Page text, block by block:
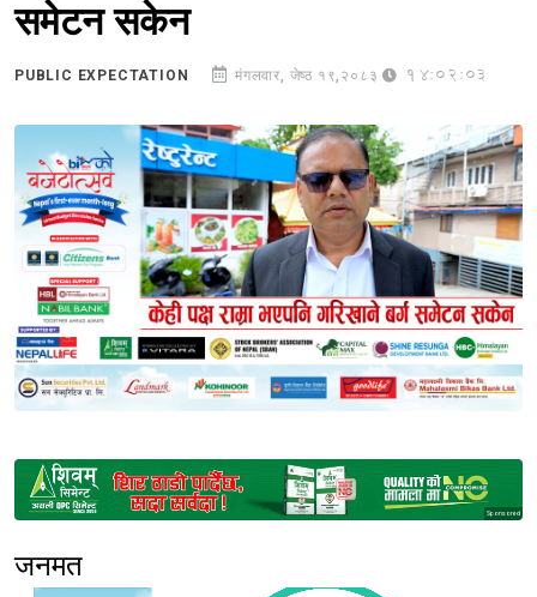
समेटन सकेन
PUBLIC EXPECTATION मंगलवार, जेष्ठ १९,२०८३ 14:02:03
Sponsored
जनमत